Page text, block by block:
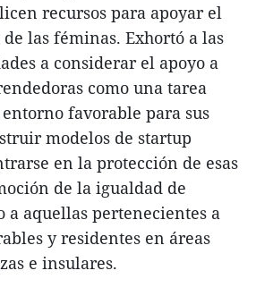
recursos para apoyar el
las féminas. Exhortó a las
a considerar el apoyo a
como una tarea
favorable para sus
modelos de startup
en la protección de esas
de la igualdad de
a aquellas pertenecientes a
y residentes en áreas
e insulares.